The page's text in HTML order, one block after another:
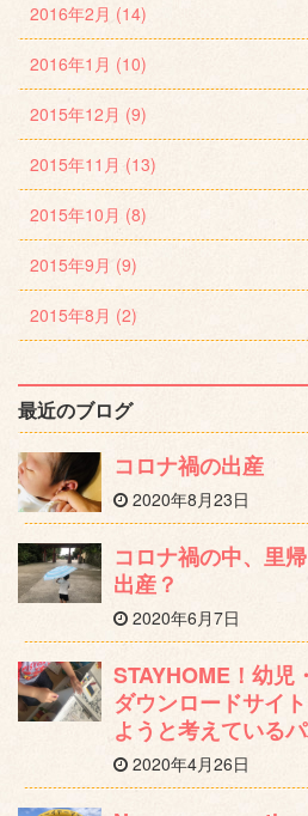
2016年2月 (14)
2016年1月 (10)
2015年12月 (9)
2015年11月 (13)
2015年10月 (8)
2015年9月 (9)
2015年8月 (2)
最近のブログ
コロナ禍の出産
2020年8月23日
コロナ禍の中、里
出産？
2020年6月7日
STAYHOME！幼児
ダウンロードサイ
ようと考えているパ
2020年4月26日